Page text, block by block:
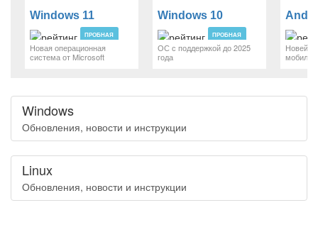
Windows 11
ПРОБНАЯ
Новая операционная
система от Microsoft
Windows 10
ПРОБНАЯ
ОС с поддержкой до 2025
года
Windows
Обновления, новости и инструкции
Linux
Обновления, новости и инструкции